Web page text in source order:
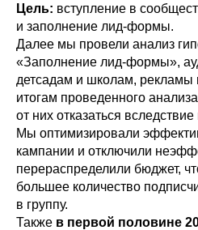
Цель: вступление в
и заполнение лид-формы.
Далее мы провели анализ
«Заполнение лид-формы»,
детсадам и школам, рекламы
итогам проведенного
от них отказаться
Мы оптимизировали
кампании и отключили
перераспределили бюджет,
большее количество
в группу.
Также в первой половине